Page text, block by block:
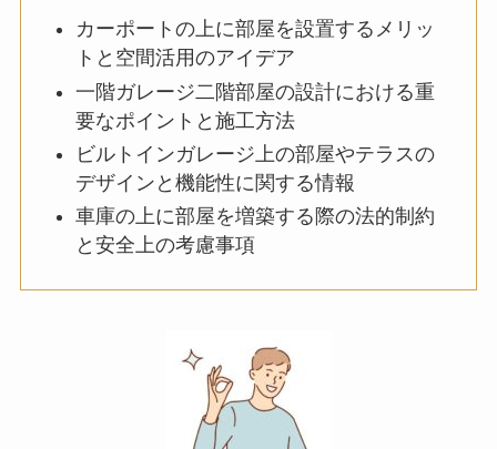
カーポートの上に部屋を設置するメリッ
トと空間活用のアイデア
一階ガレージ二階部屋の設計における重
要なポイントと施工方法
ビルトインガレージ上の部屋やテラスの
デザインと機能性に関する情報
車庫の上に部屋を増築する際の法的制約
と安全上の考慮事項